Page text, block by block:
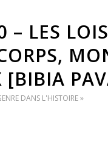
– LES
[BIBIA
DANS L'HISTOIRE »